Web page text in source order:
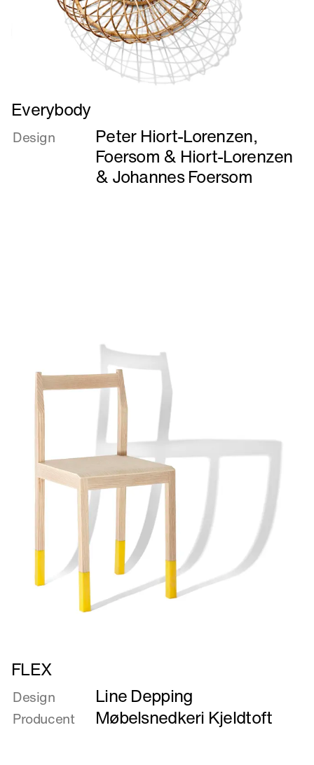
Læs
mere
om
Everybody
Design Peter Hiort-Lorenzen,
Foersom & Hiort-Lorenzen
&Johannes Foersom
Læs
mere
om
FLEX
FLEX
Design Line Depping
Producent Møbelsnedkeri Kjeldtoft